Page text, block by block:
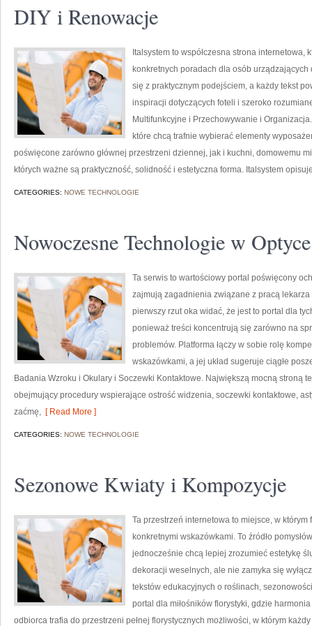
DIY i Renowacje
Italsystem to współczesna strona
konkretnych poradach dla osób urządzających
się z praktycznym podejściem, a każdy tekst
inspiracji dotyczących foteli i szeroko
Multifunkcyjne i Przechowywanie i
które chcą trafnie wybierać elementy
poświęcone zarówno głównej przestrzeni dziennej, jak i kuchni, domowemu
których ważne są praktyczność, solidność i estetyczna forma. Italsystem
CATEGORIES: NOWE TECHNOLOGIE
Nowoczesne Technologie w Optyce
Ta serwis to wartościowy portal poświęcony
zajmują zagadnienia związane z pracą
pierwszy rzut oka widać, że jest to portal dla
ponieważ treści koncentrują się zarówno na
problemów. Platforma łączy w sobie rolę
wskazówkami, a jej układ sugeruje ciągłe
Badania Wzroku i Okulary i Soczewki Kontaktowe. Największą mocną stroną
obejmujący procedury wspierające ostrość widzenia, soczewki kontaktowe,
zaćmę, [ Read More ]
CATEGORIES: NOWE TECHNOLOGIE
Sezonowe Kwiaty i Kompozycje
Ta przestrzeń internetowa to miejsce, w
konkretnymi wskazówkami. To źródło
jednocześnie chcą lepiej zrozumieć estetykę
dekoracji weselnych, ale nie zamyka się
tekstów edukacyjnych o roślinach,
portal dla miłośników florystyki, gdzie
odbiorca trafia do przestrzeni pełnej florystycznych możliwości, w którym